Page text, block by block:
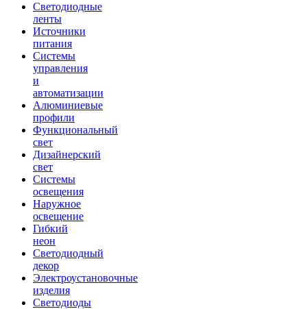
Светодиодные
ленты
Источники
питания
Системы
управления
и
автоматизации
Алюминиевые
профили
Функциональный
свет
Дизайнерский
свет
Системы
освещения
Наружное
освещение
Гибкий
неон
Светодиодный
декор
Электроустановочные
изделия
Светодиоды